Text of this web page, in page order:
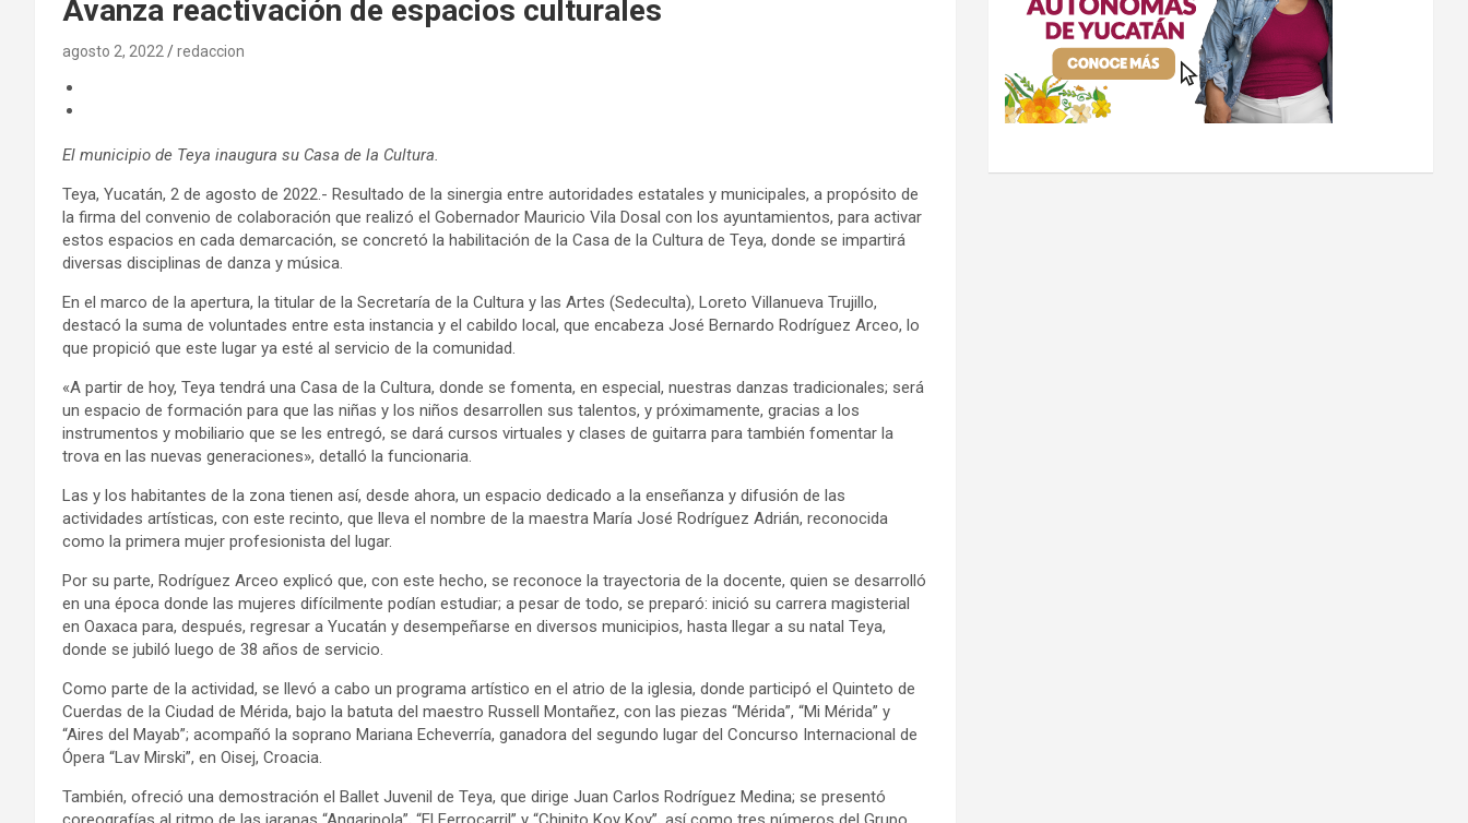
Avanza reactivación de espacios culturales
agosto 2, 2022 redaccion
El municipio de Teya inaugura su Casa de la Cultura.
Teya, Yucatán, 2 de agosto de 2022.- Resultado de la sinergia entre autoridades estatales y municipales, a propósito de
la firma del convenio de colaboración que realizó el Gobernador Mauricio Vila Dosal con los ayuntamientos, para activar
estos espacios en cada demarcación, se concretó la habilitación de la Casa de la Cultura de Teya, donde se impartirá
diversas disciplinas de danza y música.
En el marco de la apertura, la titular de la Secretaría de la Cultura y las Artes (Sedeculta), Loreto Villanueva Trujillo,
destacó la suma de voluntades entre esta instancia y el cabildo local, que encabeza José Bernardo Rodríguez Arceo, lo
que propició que este lugar ya esté al servicio de la comunidad.
«A partir de hoy, Teya tendrá una Casa de la Cultura, donde se fomenta, en especial, nuestras danzas tradicionales; será
un espacio de formación para que las niñas y los niños desarrollen sus talentos, y próximamente, gracias a los
instrumentos y mobiliario que se les entregó, se dará cursos virtuales y clases de guitarra para también fomentar la
trova en las nuevas generaciones», detalló la funcionaria.
Las y los habitantes de la zona tienen así, desde ahora, un espacio dedicado a la enseñanza y difusión de las
actividades artísticas, con este recinto, que lleva el nombre de la maestra María José Rodríguez Adrián, reconocida
como la primera mujer profesionista del lugar.
Por su parte, Rodríguez Arceo explicó que, con este hecho, se reconoce la trayectoria de la docente, quien se desarrolló
en una época donde las mujeres difícilmente podían estudiar; a pesar de todo, se preparó: inició su carrera magisterial
en Oaxaca para, después, regresar a Yucatán y desempeñarse en diversos municipios, hasta llegar a su natal Teya,
donde se jubiló luego de 38 años de servicio.
Como parte de la actividad, se llevó a cabo un programa artístico en el atrio de la iglesia, donde participó el Quinteto de
Cuerdas de la Ciudad de Mérida, bajo la batuta del maestro Russell Montañez, con las piezas “Mérida”, “Mi Mérida” y
“Aires del Mayab”; acompañó la soprano Mariana Echeverría, ganadora del segundo lugar del Concurso Internacional de
Ópera “Lav Mirski”, en Oisej, Croacia.
También, ofreció una demostración el Ballet Juvenil de Teya, que dirige Juan Carlos Rodríguez Medina; se presentó